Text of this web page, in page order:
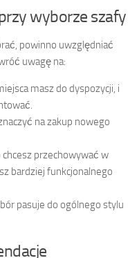
wyborze szafy
powinno uwzględniać
uwagę na:
masz do dyspozycji, i
na zakup nowego
chcesz przechowywać w
bardziej funkcjonalnego
pasuje do ogólnego stylu